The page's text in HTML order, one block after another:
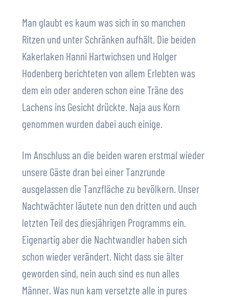
Man glaubt es kaum was sich in so manchen
Ritzen und unter Schränken aufhält. Die beiden
Kakerlaken Hanni Hartwichsen und Holger
Hodenberg berichteten von allem Erlebten was
dem ein oder anderen schon eine Träne des
Lachens ins Gesicht drückte. Naja aus Korn
genommen wurden dabei auch einige.
Im Anschluss an die beiden waren erstmal wieder
unsere Gäste dran bei einer Tanzrunde
ausgelassen die Tanzfläche zu bevölkern. Unser
Nachtwächter läutete nun den dritten und auch
letzten Teil des diesjährigen Programms ein.
Eigenartig aber die Nachtwandler haben sich
schon wieder verändert. Nicht dass sie älter
geworden sind, nein auch sind es nun alles
Männer. Was nun kam versetzte alle in pures